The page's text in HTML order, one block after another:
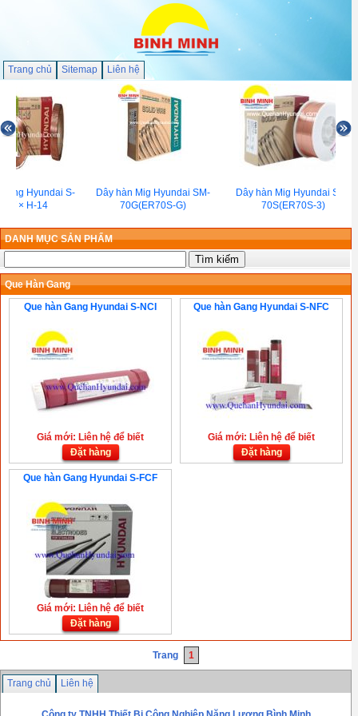
Trang chủ Sitemap Liên hệ
Hyundai S-
× H-14
Dây hàn Mig Hyundai SM-
70G(ER70S-G)
Dây hàn Mig Hyundai SM-
70S(ER70S-3)
DANH MỤC SẢN PHẨM
Que Hàn Gang
Que hàn Gang Hyundai S-NCI
Giá mới: Liên hệ để biết
Đặt hàng
Que hàn Gang Hyundai S-NFC
Giá mới: Liên hệ để biết
Đặt hàng
Que hàn Gang Hyundai S-FCF
Giá mới: Liên hệ để biết
Đặt hàng
Trang 1
Trang chủ Liên hệ